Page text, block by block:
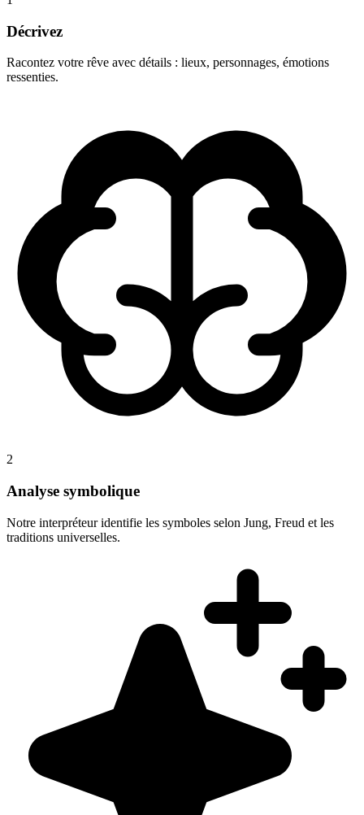
Décrivez
Racontez votre rêve avec détails : lieux, personnages, émotions
ressenties.
2
Analyse symbolique
Notre interpréteur identifie les symboles selon Jung, Freud et les
traditions universelles.